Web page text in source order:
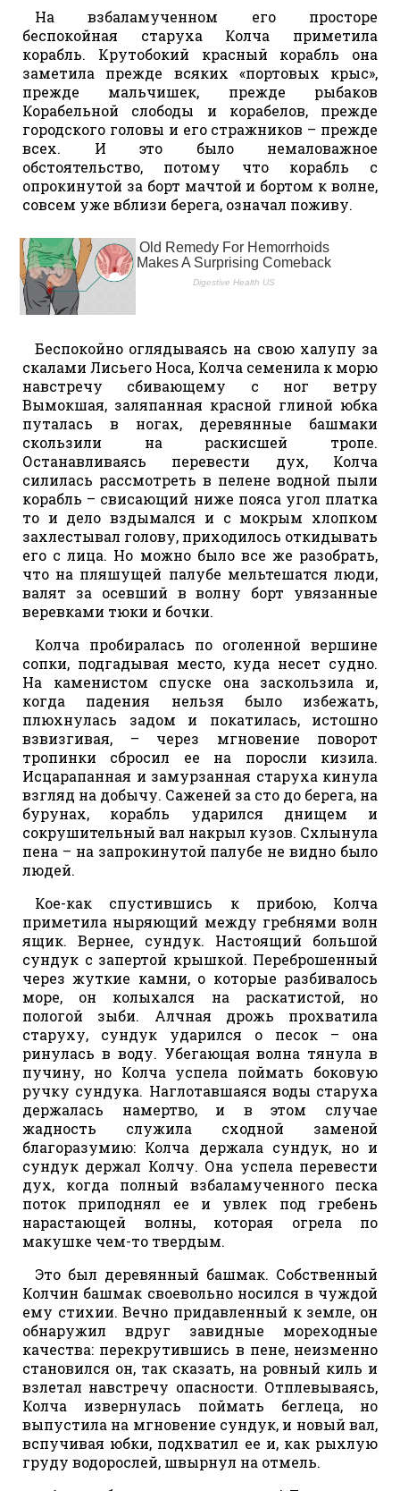
На взбаламученном его просторе
беспокойная старуха Колча приметила
корабль. Крутобокий красный корабль она
заметила прежде всяких «портовых крыс»,
прежде мальчишек, прежде рыбаков
Корабельной слободы и корабелов, прежде
городского головы и его стражников – прежде
всех. И это было немаловажное
обстоятельство, потому что корабль с
опрокинутой за борт мачтой и бортом к волне,
совсем уже вблизи берега, означал поживу.
Беспокойно оглядываясь на свою халупу за
скалами Лисьего Носа, Колча семенила к морю
навстречу сбивающему с ног ветру
Вымокшая, заляпанная красной глиной юбка
путалась в ногах, деревянные башмаки
скользили на раскисшей тропе.
Останавливаясь перевести дух, Колча
силилась рассмотреть в пелене водной пыли
корабль – свисающий ниже пояса угол платка
то и дело вздымался и с мокрым хлопком
захлестывал голову, приходилось откидывать
его с лица. Но можно было все же разобрать,
что на пляшущей палубе мельтешатся люди,
валят за осевший в волну борт увязанные
веревками тюки и бочки.
Колча пробиралась по оголенной вершине
сопки, подгадывая место, куда несет судно.
На каменистом спуске она заскользила и,
когда падения нельзя было избежать,
плюхнулась задом и покатилась, истошно
взвизгивая, – через мгновение поворот
тропинки сбросил ее на поросли кизила.
Исцарапанная и замурзанная старуха кинула
взгляд на добычу. Саженей за сто до берега, на
бурунах, корабль ударился днищем и
сокрушительный вал накрыл кузов. Схлынула
пена – на запрокинутой палубе не видно было
людей.
Кое-как спустившись к прибою, Колча
приметила ныряющий между гребнями волн
ящик. Вернее, сундук. Настоящий большой
сундук с запертой крышкой. Переброшенный
через жуткие камни, о которые разбивалось
море, он колыхался на раскатистой, но
пологой зыби. Алчная дрожь прохватила
старуху, сундук ударился о песок – она
ринулась в воду. Убегающая волна тянула в
пучину, но Колча успела поймать боковую
ручку сундука. Наглотавшаяся воды старуха
держалась намертво, и в этом случае
жадность служила сходной заменой
благоразумию: Колча держала сундук, но и
сундук держал Колчу. Она успела перевести
дух, когда полный взбаламученного песка
поток приподнял ее и увлек под гребень
нарастающей волны, которая огрела по
макушке чем-то твердым.
Это был деревянный башмак. Собственный
Колчин башмак своевольно носился в чуждой
ему стихии. Вечно придавленный к земле, он
обнаружил вдруг завидные мореходные
качества: перекрутившись в пене, неизменно
становился он, так сказать, на ровный киль и
взлетал навстречу опасности. Отплевываясь,
Колча извернулась поймать беглеца, но
выпустила на мгновение сундук, и новый вал,
вспучивая юбки, подхватил ее и, как рыхлую
груду водорослей, швырнул на отмель.